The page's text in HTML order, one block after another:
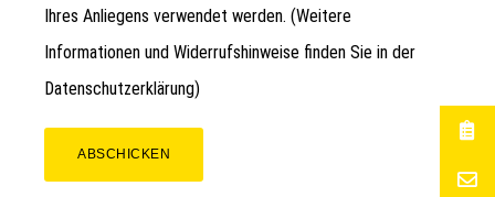
Ihres Anliegens verwendet werden. (Weitere
Informationen und Widerrufshinweise finden Sie in der
Datenschutzerklärung)
ABSCHICKEN